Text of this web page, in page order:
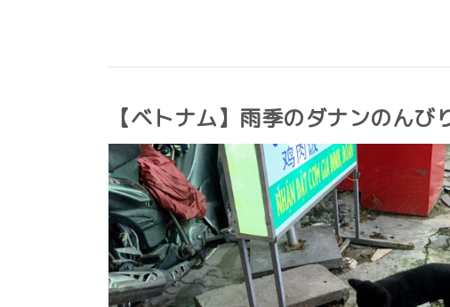
【ベトナム】雨季のダナンのんび